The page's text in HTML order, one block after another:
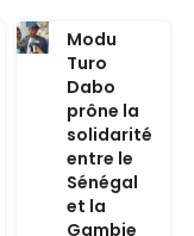
Modu
Turo
Dabo
prône la
solidarité
entre le
Sénégal
et la
Gambie